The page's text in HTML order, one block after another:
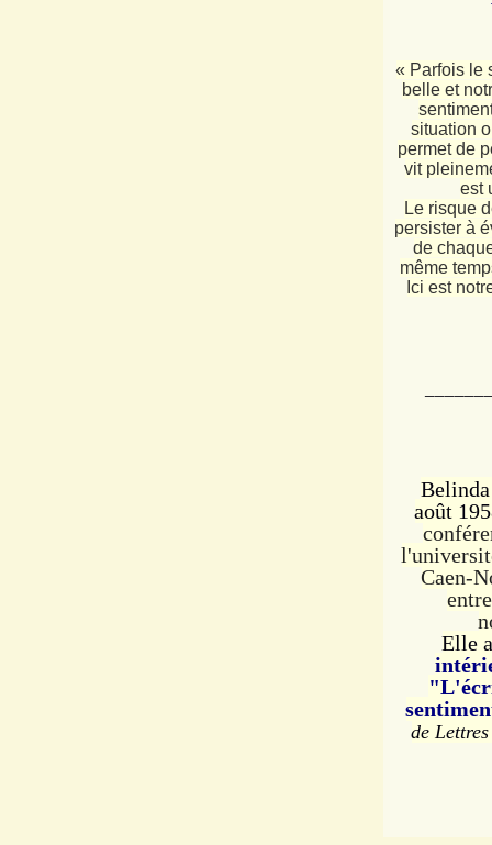
« Parfois le
belle et
situation
permet de
vit
est
Le risque
persister à
de
même
Ici est
août
Caen-
Elle
de